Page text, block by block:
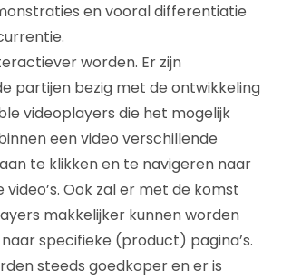
en vooral differentiatie
worden. Er zijn
partijen bezig met de ontwikkeling
videoplayers die het mogelijk
een video verschillende
te klikken en te navigeren naar
Ook zal er met de komst
makkelijker kunnen worden
specifieke (product) pagina’s.
steeds goedkoper en er is